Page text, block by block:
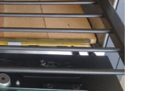
/ DETAILS